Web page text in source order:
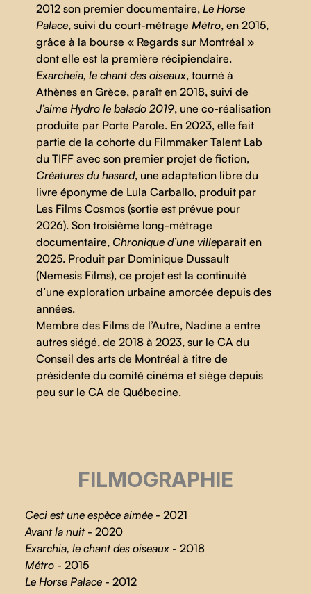
2012 son premier documentaire, Le Horse
Palace, suivi du court-métrage Métro, en 2015,
grâce à la bourse « Regards sur Montréal »
dont elle est la première récipiendaire.
Exarcheia, le chant des oiseaux, tourné à
Athènes en Grèce, paraît en 2018, suivi de
J’aime Hydro le balado 2019, une co-réalisation
produite par Porte Parole. En 2023, elle fait
partie de la cohorte du Filmmaker Talent Lab
du TIFF avec son premier projet de fiction,
Créatures du hasard, une adaptation libre du
livre éponyme de Lula Carballo, produit par
Les Films Cosmos (sortie est prévue pour
2026). Son troisième long-métrage
documentaire, Chronique d’une villeparait en
2025. Produit par Dominique Dussault
(Nemesis Films), ce projet est la continuité
d’une exploration urbaine amorcée depuis des
années.
Membre des Films de l’Autre, Nadine a entre
autres siégé, de 2018 à 2023, sur le CA du
Conseil des arts de Montréal à titre de
présidente du comité cinéma et siège depuis
peu sur le CA de Québecine.
FILMOGRAPHIE
Ceci est une espèce aimée - 2021
Avant la nuit - 2020
Exarchia, le chant des oiseaux - 2018
Métro - 2015
Le Horse Palace - 2012